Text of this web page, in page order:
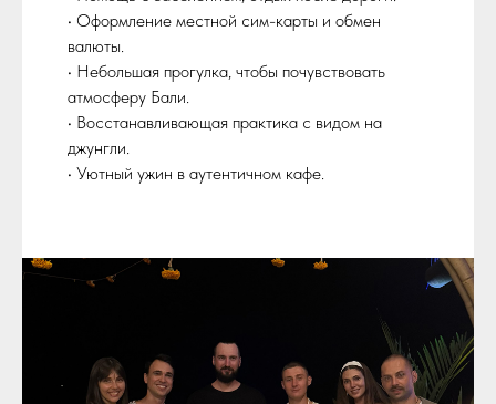
• Оформление местной сим-карты и обмен
валюты.
• Небольшая прогулка, чтобы почувствовать
атмосферу Бали.
• Восстанавливающая практика с видом на
джунгли.
• Уютный ужин в аутентичном кафе.